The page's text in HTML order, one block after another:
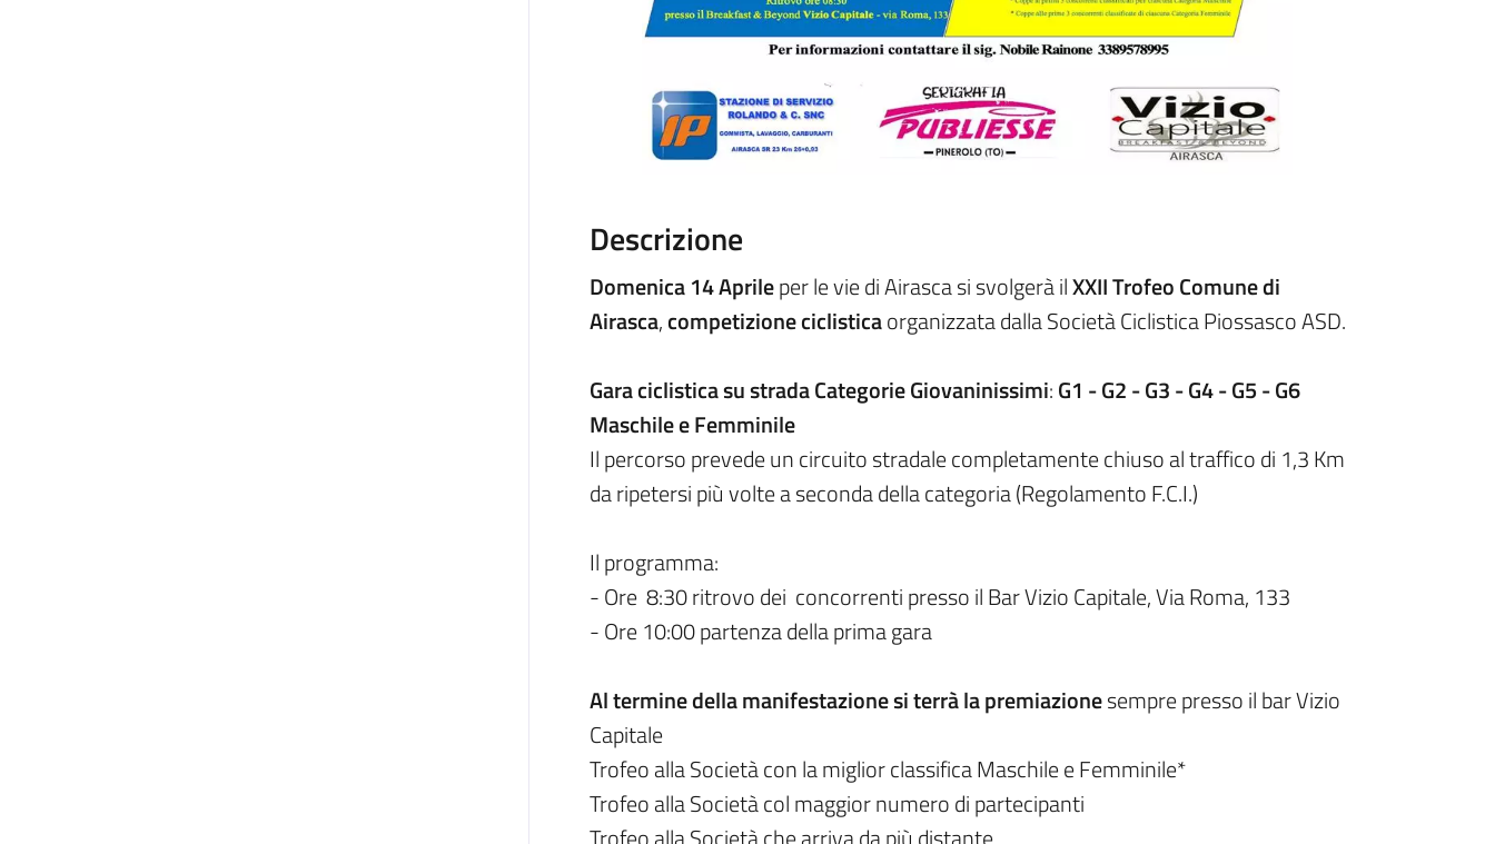
Descrizione
Domenica 14 Aprileper le vie di Airasca si svolgerà ilXXII Trofeo Comune di
Airasca,competizione ciclisticaorganizzata dalla Società Ciclistica Piossasco ASD.
Gara ciclistica su strada Categorie Giovaninissimi:G1 - G2 - G3 - G4 - G5 - G6
Maschile e Femminile
Il percorso prevede un circuito stradale completamente chiuso al traffico di 1,3 Km
da ripetersi più volte a seconda della categoria (Regolamento F.C.I.)
Il programma:
- Ore 8:30 ritrovo dei concorrenti presso il Bar Vizio Capitale, Via Roma, 133
- Ore 10:00 partenza della prima gara
Al termine della manifestazione si terrà la premiazionesempre presso il bar Vizio
Capitale
Trofeo alla Società con la miglior classifica Maschile e Femminile*
Trofeo alla Società col maggior numero di partecipanti